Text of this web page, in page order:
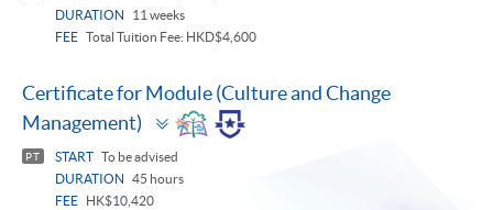
DURATION
11 weeks
FEE Total Tuition Fee: HKD$4,600
Certificate for Module (Culture and Change
Management)
Toggle
panel
PT START To be advised
DURATION
45 hours
FEE
HK$10,420